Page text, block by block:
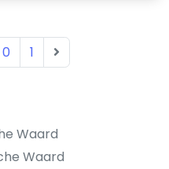
Waard
Waard
0 1